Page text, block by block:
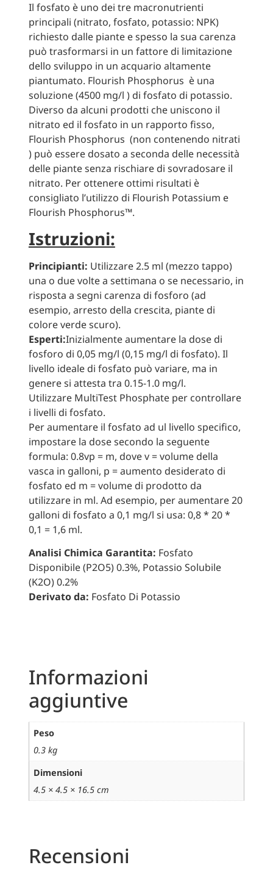
Il fosfato è uno dei tre macronutrienti
principali (nitrato, fosfato, potassio: NPK)
richiesto dalle piante e spesso la sua carenza
può trasformarsi in un fattore di limitazione
dello sviluppo in un acquario altamente
piantumato. Flourish Phosphorus è una
soluzione (4500 mg/l ) di fosfato di potassio.
Diverso da alcuni prodotti che uniscono il
nitrato ed il fosfato in un rapporto fisso,
Flourish Phosphorus (non contenendo nitrati
) può essere dosato a seconda delle necessità
delle piante senza rischiare di sovradosare il
nitrato. Per ottenere ottimi risultati è
consigliato l’utilizzo di Flourish Potassium e
Flourish Phosphorus™.
Istruzioni:
Principianti: Utilizzare 2.5 ml (mezzo tappo)
una o due volte a settimana o se necessario, in
risposta a segni carenza di fosforo (ad
esempio, arresto della crescita, piante di
colore verde scuro).
Esperti:Inizialmente aumentare la dose di
fosforo di 0,05 mg/l (0,15 mg/l di fosfato). Il
livello ideale di fosfato può variare, ma in
genere si attesta tra 0.15-1.0 mg/l.
Utilizzare MultiTest Phosphate per controllare
i livelli di fosfato.
Per aumentare il fosfato ad ul livello specifico,
impostare la dose secondo la seguente
formula: 0.8vp = m, dove v = volume della
vasca in galloni, p = aumento desiderato di
fosfato ed m = volume di prodotto da
utilizzare in ml. Ad esempio, per aumentare 20
galloni di fosfato a 0,1 mg/l si usa: 0,8 * 20 *
0,1 = 1,6 ml.
Analisi Chimica Garantita: Fosfato
Disponibile (P2O5) 0.3%, Potassio Solubile
(K2O) 0.2%
Derivato da: Fosfato Di Potassio
Informazioni
aggiuntive
Peso
0.3 kg
Dimensioni
4.5 × 4.5 × 16.5 cm
Recensioni